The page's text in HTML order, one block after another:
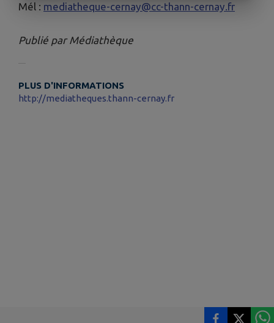
Mél : mediatheque-cernay@cc-thann-cernay.fr
Publié par Médiathèque
PLUS D'INFORMATIONS
http://mediatheques.thann-cernay.fr